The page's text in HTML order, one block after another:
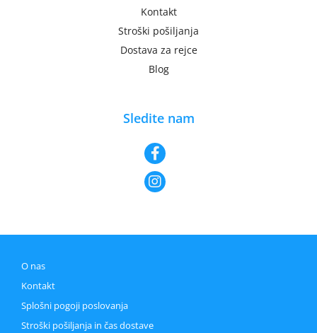
Kontakt
Stroški pošiljanja
Dostava za rejce
Blog
Sledite nam
O nas
Kontakt
Splošni pogoji poslovanja
Stroški pošiljanja in čas dostave